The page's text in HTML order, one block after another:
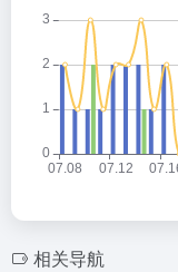
相关导航